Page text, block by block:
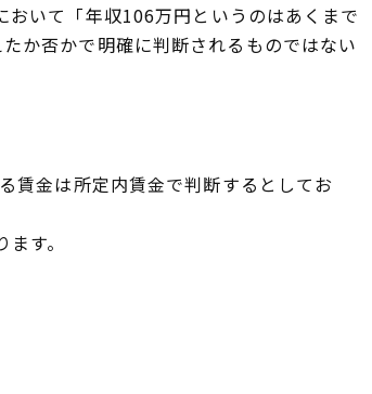
いて「年収106万円というのはあくまで
か否かで明確に判断されるものではない
賃金は所定内賃金で判断するとしてお
す。